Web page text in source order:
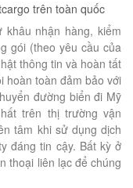
trên toàn quốc
nhận hàng, kiểm
gói (theo yêu cầu của
thông tin và hoàn tất
hoàn toàn đảm bảo với
đường biển đi Mỹ
trên thị trường vận
tâm khi sử dụng dịch
đáng tin cậy. Bất kỳ ở
thoại liên lạc để chúng